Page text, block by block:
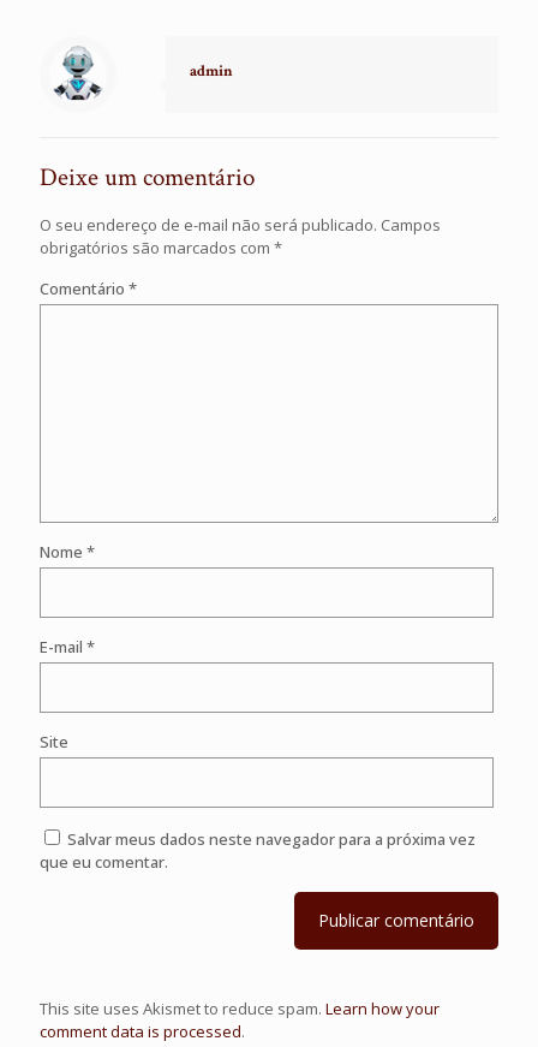
admin
Deixe um comentário
O seu endereço de e-mail não será publicado. Campos
obrigatórios são marcados com *
Comentário *
Nome *
E-mail *
Site
Salvar meus dados neste navegador para a próxima vez
que eu comentar.
This site uses Akismet to reduce spam. Learn how your
comment data is processed.